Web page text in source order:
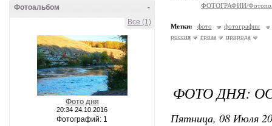
-
Фотоальбом
Все (1)
Фото дня
20:34 24.10.2016
Фотографий: 1
ФОТОГРАФИИ/
Метки: фото
фотографии
россия
гроза природа
ФОТО ДНЯ:
Пятница, 08 Июля